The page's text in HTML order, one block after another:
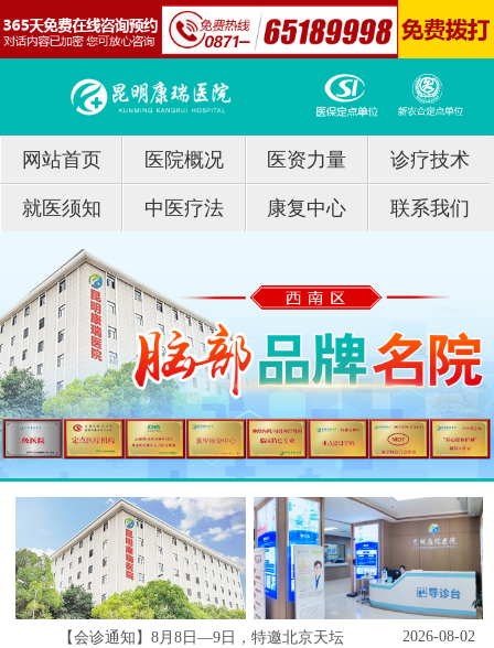
网站首页 医院概况 医资力量 诊疗技术
就医须知 中医疗法 康复中心 联系我们
【会诊通知】8月8日—9日，特邀北京天坛 2026-08-02